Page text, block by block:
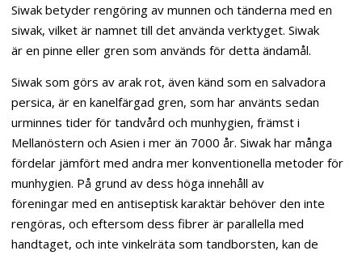
Siwak betyder rengöring av munnen och tänderna med en
siwak, vilket är namnet till det använda verktyget. Siwak
är en pinne eller gren som används för detta ändamål.
Siwak som görs av arak rot, även känd som en salvadora
persica, är en kanelfärgad gren, som har använts sedan
urminnes tider för tandvård och munhygien, främst i
Mellanöstern och Asien i mer än 7000 år. Siwak har många
fördelar jämfört med andra mer konventionella metoder för
munhygien. På grund av dess höga innehåll av
föreningar med en antiseptisk karaktär behöver den inte
rengöras, och eftersom dess fibrer är parallella med
handtaget, och inte vinkelräta som tandborsten, kan de